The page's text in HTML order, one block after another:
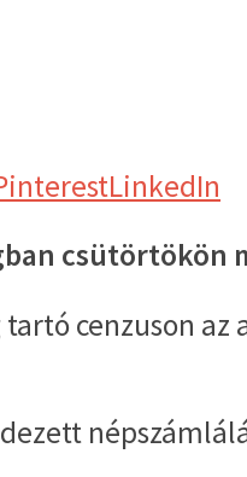
LinkedIn
csütörtökön
cenzuson